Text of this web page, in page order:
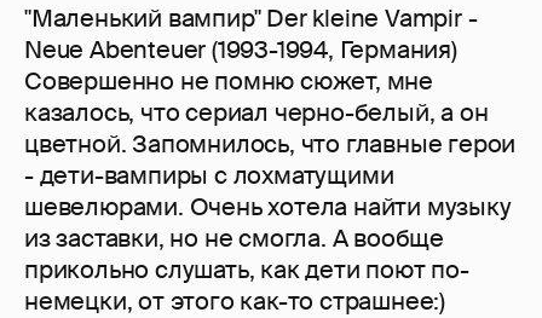
"Маленький вампир" Der kleine Vampir -
Neue Abenteuer (1993-1994, Германия)
Совершенно не помню сюжет, мне
казалось, что сериал черно-белый, а он
цветной. Запомнилось, что главные герои
- дети-вампиры с лохматущими
шевелюрами. Очень хотела найти музыку
из заставки, но не смогла. А вообще
прикольно слушать, как дети поют по-
немецки, от этого как-то страшнее:)